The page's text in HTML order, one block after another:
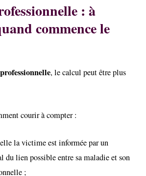
: à
commence le
, le calcul peut être plus
courir à compter :
la victime est informée par un
du lien possible entre sa maladie et son
;